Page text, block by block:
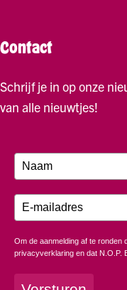
Contact
Schrijf je in op onze
van alle nieuwtjes!
Om de aanmelding af te ronden
privacyverklaring en dat N.O.P.